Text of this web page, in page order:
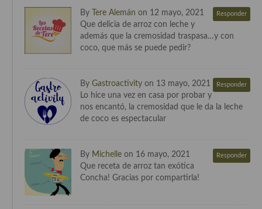
Cocina Yoshoku
Cocina callejera
Cocina fusión
Cocinas de España
Cocina Andaluza
Cocina Aragonesa
Cocina Asturiana
Cocina Balear
Cocina Canaria
By Tere Alemán on 12 mayo, 2021 Responder
Que delicia de arroz con leche y
además que la cremosidad traspasa…y con
coco, que más se puede pedir?
By Gastroactivity on 13 mayo, 2021 Responder
Lo hice una vez en casa por probar y
nos encantó, la cremosidad que le da la leche
de coco es espectacular
By Michelle on 16 mayo, 2021 Responder
Que receta de arroz tan exótica
Concha! Gracias por compartirla!